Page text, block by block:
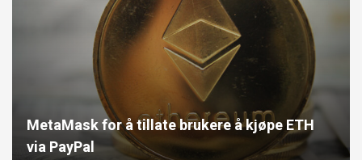
MetaMask for å tillate brukere å kjøpe ETH
via PayPal